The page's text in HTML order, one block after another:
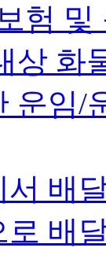
험 및
상 화
운임/
서 배
로 배